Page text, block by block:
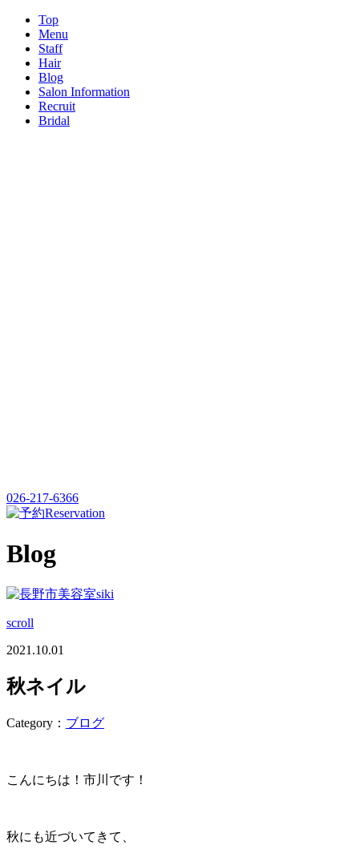
Top
Menu
Staff
Hair
Blog
Salon Information
Recruit
Bridal
026-217-6366
Reservation
Blog
scroll
2021.10.01
秋ネイル
Category： ブログ
こんにちは！市川です！
秋にも近づいてきて、